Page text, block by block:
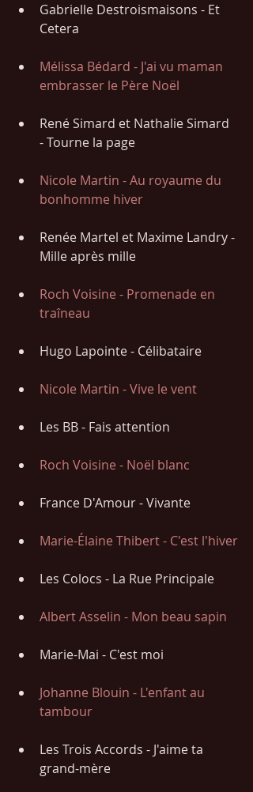
Gabrielle Destroismaisons - Et
Cetera
Mélissa Bédard - J'ai vu maman
embrasser le Père Noël
René Simard et Nathalie Simard
- Tourne la page
Nicole Martin - Au royaume du
bonhomme hiver
Renée Martel et Maxime Landry -
Mille après mille
Roch Voisine - Promenade en
traîneau
Hugo Lapointe - Célibataire
Nicole Martin - Vive le vent
Les BB - Fais attention
Roch Voisine - Noël blanc
France D'Amour - Vivante
Marie-Élaine Thibert - C'est l'hiver
Les Colocs - La Rue Principale
Albert Asselin - Mon beau sapin
Marie-Mai - C'est moi
Johanne Blouin - L'enfant au
tambour
Les Trois Accords - J'aime ta
grand-mère